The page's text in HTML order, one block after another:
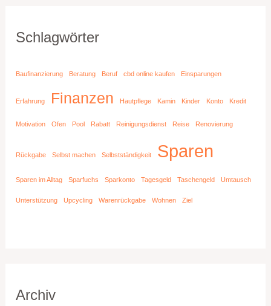
Schlagwörter
Baufinanzierung Beratung Beruf cbd online kaufen Einsparungen
Erfahrung Finanzen Hautpflege Kamin Kinder Konto Kredit
Motivation Ofen Pool Rabatt Reinigungsdienst Reise Renovierung
Rückgabe Selbst machen Selbstständigkeit Sparen
Sparen im Alltag Sparfuchs Sparkonto Tagesgeld Taschengeld Umtausch
Unterstützung Upcycling Warenrückgabe Wohnen Ziel
Archiv